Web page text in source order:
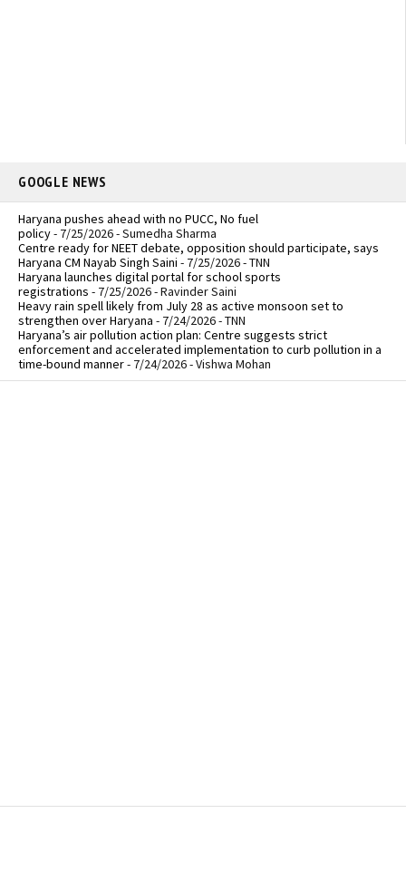
GOOGLE NEWS
Haryana pushes ahead with no PUCC, No fuel
policy- 7/25/2026- Sumedha Sharma
Centre ready for NEET debate, opposition should participate, says
Haryana CM Nayab Singh Saini - 7/25/2026- TNN
Haryana launches digital portal for school sports
registrations - 7/25/2026- Ravinder Saini
Heavy rain spell likely from July 28 as active monsoon set to
strengthen over Haryana - 7/24/2026- TNN
Haryana’s air pollution action plan: Centre suggests strict
enforcement and accelerated implementation to curb pollution in a
time-bound manner- 7/24/2026- Vishwa Mohan